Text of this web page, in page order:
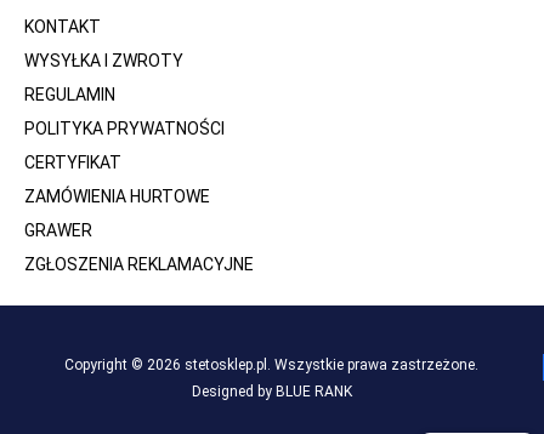
KONTAKT
WYSYŁKA I ZWROTY
REGULAMIN
POLITYKA PRYWATNOŚCI
CERTYFIKAT
ZAMÓWIENIA HURTOWE
GRAWER
ZGŁOSZENIA REKLAMACYJNE
Copyright © 2026 stetosklep.pl. Wszystkie prawa zastrzeżone.
Designed by BLUE RANK